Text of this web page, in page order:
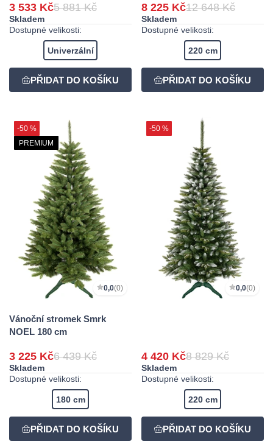
3 533 Kč5 881 Kč
Skladem
Dostupné velikosti:
Univerzální
8 225 Kč12 648 Kč
Skladem
Dostupné velikosti:
220 cm
-50 %
PREMIUM
0,0(0)
Vánoční stromek Smrk
NOEL 180 cm
3 225 Kč6 439 Kč
Skladem
Dostupné velikosti:
180 cm
-50 %
0,0(0)
4 420 Kč8 829 Kč
Skladem
Dostupné velikosti:
220 cm